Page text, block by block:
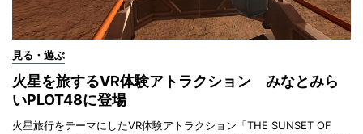
見る・遊ぶ
火星を旅するVR体験アトラクション みなとみら
いPLOT48に登場
火星旅行をテーマにしたVR体験アトラクション「THE SUNSET OF